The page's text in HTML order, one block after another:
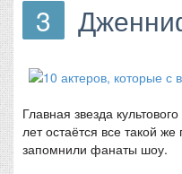
3
Главная звезда
лет остаётся все такой
запомнили фанаты шоу.